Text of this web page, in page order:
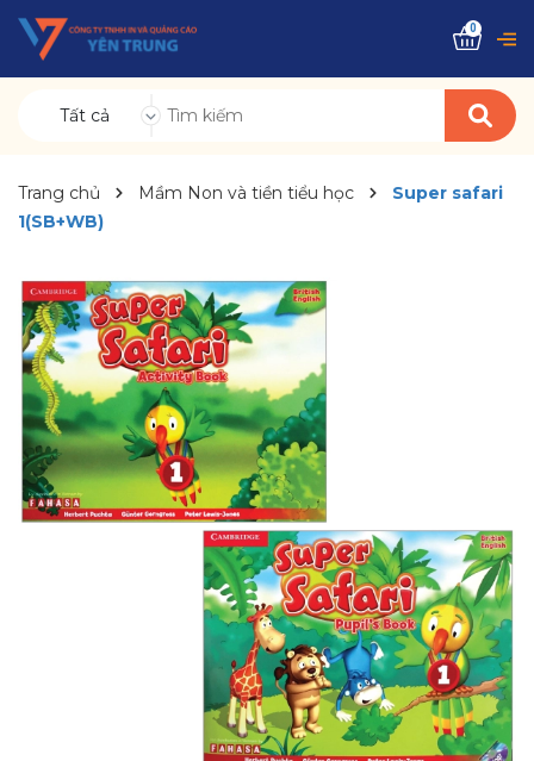
Tất cả
0
Trang chủ Mầm Non và tiền tiểu học
Super safari
1(SB+WB)